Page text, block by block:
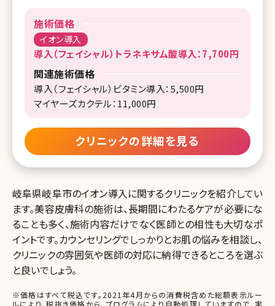
施術価格
イオン導入
導入（フェイシャル）トラネキサム酸導入：7,700円
関連施術価格
導入（フェイシャル）ビタミン導入：5,500円
マイヤーズカクテル：11,000円
クリニックの詳細を見る
岐阜県岐阜市のイオン導入に関するクリニックを紹介してい
ます。美容皮膚科の施術は、長期間にわたるケアが必要にな
ることも多く、施術内容だけでなく医師との相性も大切なポ
イントです。カウンセリングでしっかりとお肌の悩みを相談し、
クリニックの雰囲気や医師の対応に納得できるところを選ぶ
と良いでしょう。
※価格はすべて税込です。2021年4月からの消費税含めた総額表示ルー
ルにより、税抜き価格から、プログラムにより自動処理していますので、実